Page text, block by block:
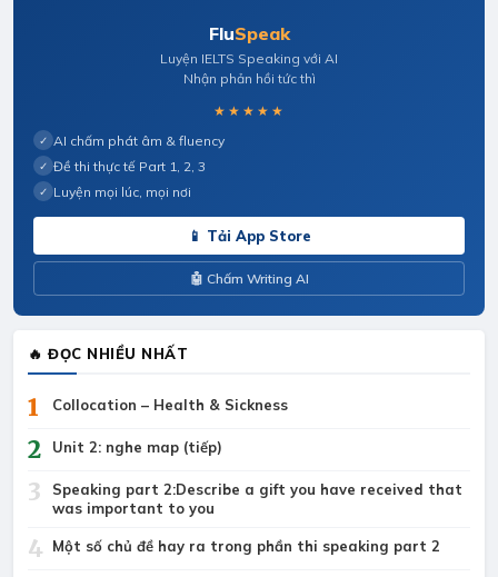
FluSpeak
Luyện IELTS Speaking với AI
Nhận phản hồi tức thì
★★★★★
✓ AI chấm phát âm & fluency
✓ Đề thi thực tế Part 1, 2, 3
✓ Luyện mọi lúc, mọi nơi
📱 Tải App Store
🤖 Chấm Writing AI
🔥 ĐỌC NHIỀU NHẤT
1 Collocation – Health & Sickness
2 Unit 2: nghe map (tiếp)
3
Speaking part 2:Describe a gift you have received that
was important to you
4 Một số chủ đề hay ra trong phần thi speaking part 2